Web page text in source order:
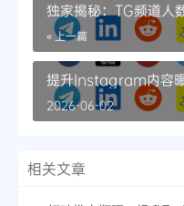
独家揭秘：TG频道人
« 上一篇
提升Instagram内容
2026-06-02
相关文章